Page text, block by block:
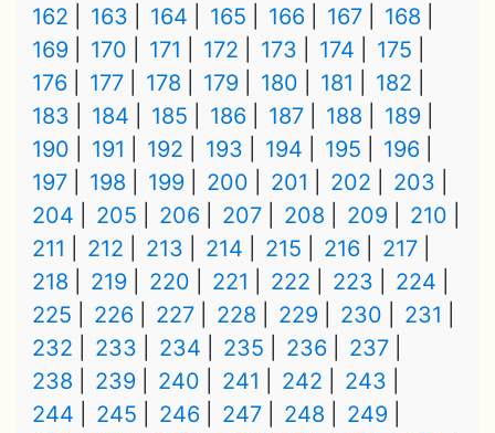
162
163 164 165 166 167
168
169
170 171 172 173 174
175
176
177 178 179 180 181
182
183
184 185 186 187 188
189
190
191 192 193 194 195
196
197
198 199 200 201 202
203
204
205 206 207 208 209
210
211
212 213 214 215 216
217
218
219 220 221 222 223
224
225
226 227 228 229 230
231
232
233 234 235 236
237
238
239 240 241 242
243
244
245 246 247 248
249